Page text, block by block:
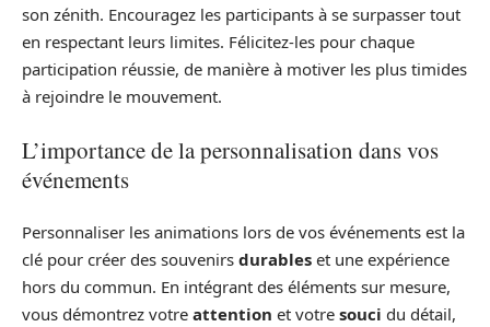
son zénith. Encouragez les participants à se surpasser tout
en respectant leurs limites. Félicitez-les pour chaque
participation réussie, de manière à motiver les plus timides
à rejoindre le mouvement.
L’importance de la personnalisation dans vos
événements
Personnaliser les animations lors de vos événements est la
clé pour créer des souvenirs durables et une expérience
hors du commun. En intégrant des éléments sur mesure,
vous démontrez votre attention et votre souci du détail,